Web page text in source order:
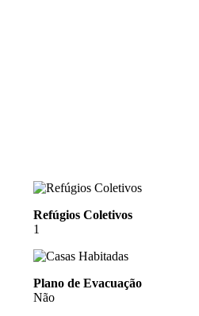
Refúgios Coletivos
1
Plano de Evacuação
Não